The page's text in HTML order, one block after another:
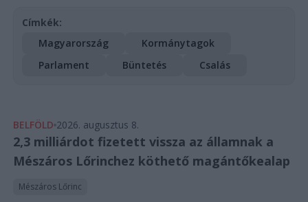
Címkék:
Magyarország
Kormánytagok
Parlament
Büntetés Csalás
BELFÖLD 2026. augusztus 8.
2,3 milliárdot fizetett vissza az államnak a
Mészáros Lőrinchez köthető magántőkealap
Mészáros Lőrinc